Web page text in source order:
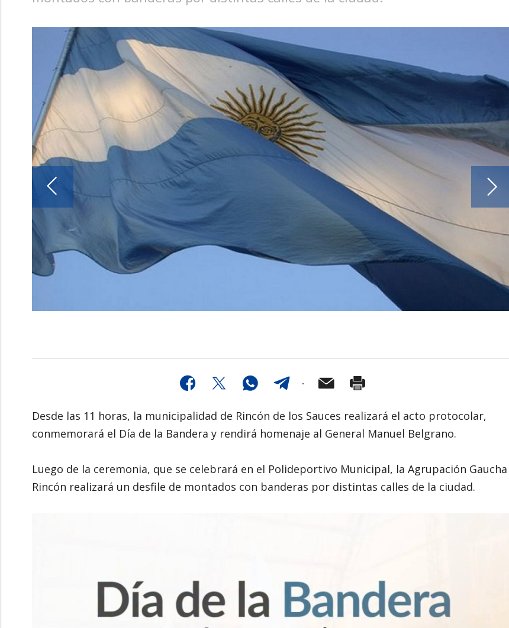
Desde las 11 horas, la municipalidad de Rincón de los Sauces realizará el acto protocolar,
conmemorará el Día de la Bandera y rendirá homenaje al General Manuel Belgrano.
Luego de la ceremonia, que se celebrará en el Polideportivo Municipal, la Agrupación Gaucha
Rincón realizará un desfile de montados con banderas por distintas calles de la ciudad.